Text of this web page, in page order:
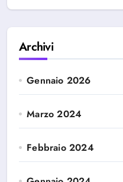
Archivi
Gennaio 2026
Marzo 2024
Febbraio 2024